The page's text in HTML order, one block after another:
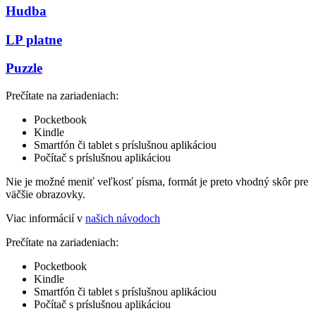
Hudba
LP platne
Puzzle
Prečítate na zariadeniach:
Pocketbook
Kindle
Smartfón či tablet s príslušnou aplikáciou
Počítač s príslušnou aplikáciou
Nie je možné meniť veľkosť písma, formát je preto vhodný skôr pre
väčšie obrazovky.
Viac informácií v našich návodoch
Prečítate na zariadeniach:
Pocketbook
Kindle
Smartfón či tablet s príslušnou aplikáciou
Počítač s príslušnou aplikáciou